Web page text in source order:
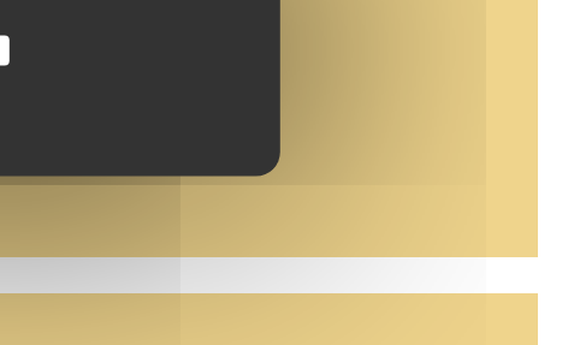
vindu))